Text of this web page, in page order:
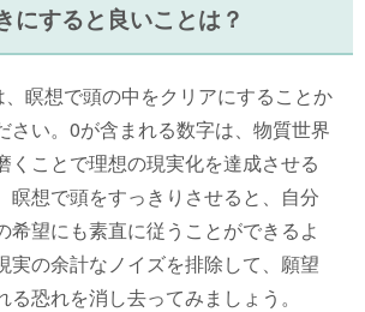
にすると良いことは？
瞑想で頭の中をクリアにすることか
さい。0が含まれる数字は、物質世界
くことで理想の現実化を達成させる
瞑想で頭をすっきりさせると、自分
希望にも素直に従うことができるよ
実の余計なノイズを排除して、願望
る恐れを消し去ってみましょう。